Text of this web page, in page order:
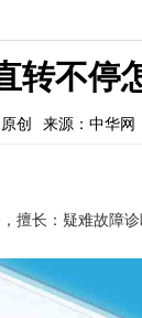
转不停
原创 来源：中华网